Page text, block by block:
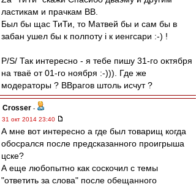
ластикам и прачкам ВВ.
Был бы щас ТиТи, то Матвей бы и сам бы в
забан ушел бы к полпоту i к иенгсари :-) !
P/S/ Так интересно - я тебе пишу 31-го октября
на тваё от 01-го ноября :-))). Где же
модераторы ? ВВрагов штоль исчут ?
Crosser -
31 окт 2014 23:40
А мне вот интересно а где был товарищ когда
обосрался после предсказанного проигрыша
цске?
А еще любопытно как соскочил с темы
"ответить за слова" после обещанного